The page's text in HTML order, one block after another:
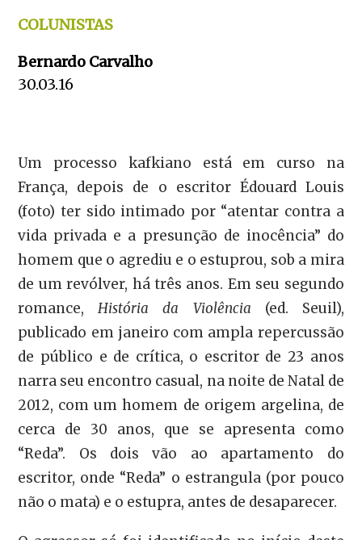
COLUNISTAS
Bernardo Carvalho
30.03.16
Um processo kafkiano está em curso na
França, depois de o escritor Édouard Louis
(foto) ter sido intimado por “atentar contra a
vida privada e a presunção de inocência” do
homem que o agrediu e o estuprou, sob a mira
de um revólver, há três anos. Em seu segundo
romance,História da Violência (ed. Seuil),
publicado em janeiro com ampla repercussão
de público e de crítica, o escritor de 23 anos
narra seu encontro casual, na noite de Natal de
2012, com um homem de origem argelina, de
cerca de 30 anos, que se apresenta como
“Reda”. Os dois vão ao apartamento do
escritor, onde “Reda” o estrangula (por pouco
não o mata) e o estupra, antes de desaparecer.